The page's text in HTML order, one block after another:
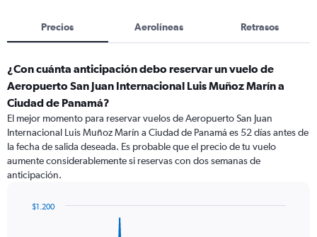
Precios Aerolíneas Retrasos
¿Con cuánta anticipación debo reservar un vuelo de
Aeropuerto San Juan Internacional Luis Muñoz Marín a
Ciudad de Panamá?
El mejor momento para reservar vuelos de Aeropuerto San Juan
Internacional Luis Muñoz Marín a Ciudad de Panamá es 52 días antes de
la fecha de salida deseada. Es probable que el precio de tu vuelo
aumente considerablemente si reservas con dos semanas de
anticipación.
$1.200